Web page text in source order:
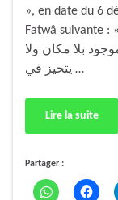
», en date du 6
Fatwâ suivante : « الســــؤال: أنا طالب بكلية الشريعة وقد
بلا مكان ولا
يتحيز في …
Lire la suite
Partager :